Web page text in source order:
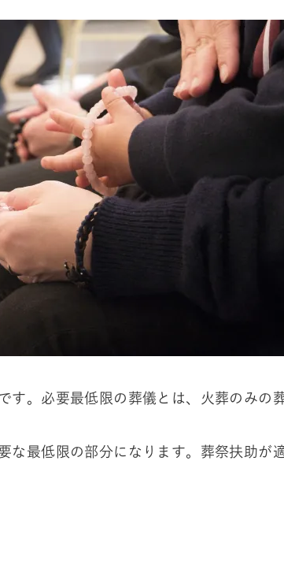
です。必要最低限の葬儀とは、火葬のみの
な最低限の部分になります。葬祭扶助が